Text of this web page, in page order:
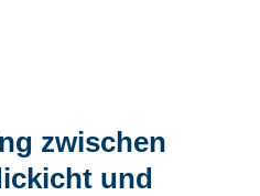
zwischen
und